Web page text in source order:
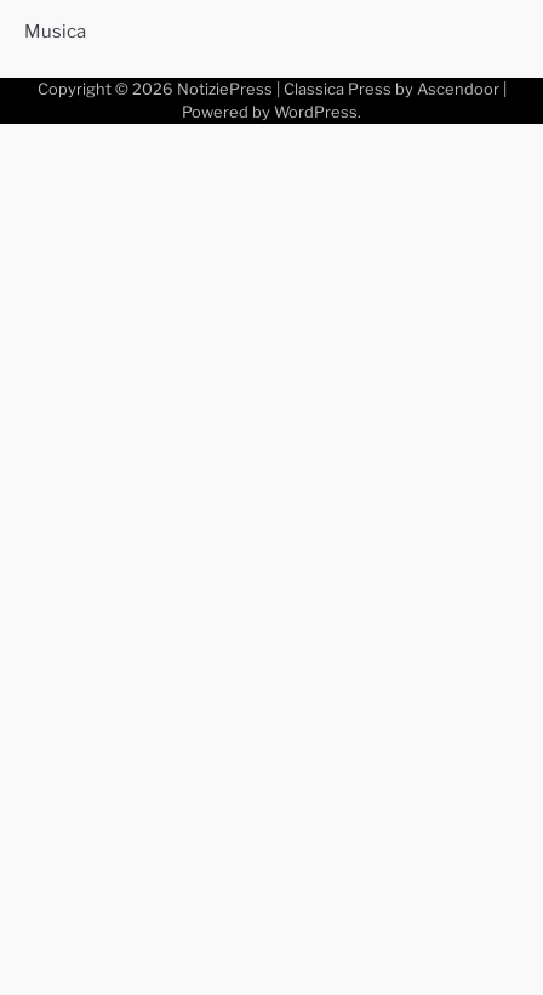
Musica
Copyright © 2026 NotiziePress | Classica Press by Ascendoor|
Powered by WordPress.